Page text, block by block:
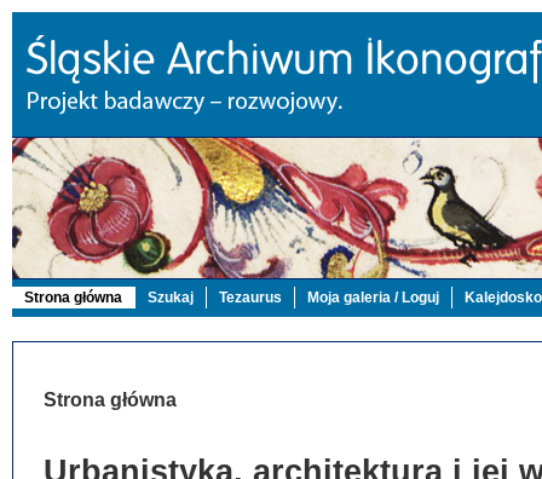
Strona główna Szukaj Tezaurus Moja galeria / Loguj
Strona główna
Urbanistyka, architektura i jej